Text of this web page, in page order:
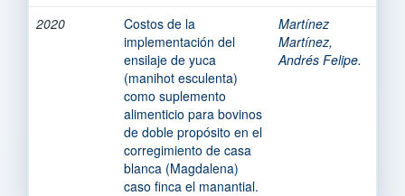
2020
Costos de la
implementación del
ensilaje de yuca
(manihot esculenta)
como suplemento
alimenticio para bovinos
de doble propósito en el
corregimiento de casa
blanca (Magdalena)
caso finca el manantial.
Martínez
Martínez,
Andrés Felipe.